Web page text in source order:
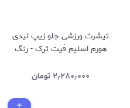
تیشرت ورزشی جلو زیپ لیدی
هورم اسلیم فیت ترک - رنگ
۲٫۲۸۰٫۰۰۰ تومان